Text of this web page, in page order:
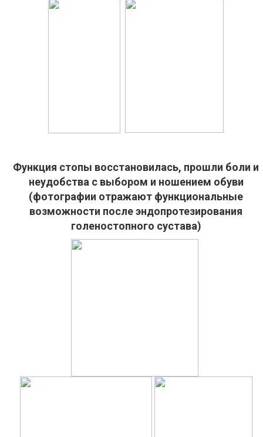
Функция стопы восстановилась, прошли боли и
неудобства с выбором и ношением обуви
(фотографии отражают функциональные
возможности после эндопротезирования
голеностопного сустава)